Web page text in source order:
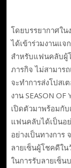
โดยบรรยากาศใ
ได้เข้าร่วมงานแ
สำหรับแฟนคลับผู้
ภารกิจ ไม่สามาร
จะทำการส่งโปสเ
งาน SEASON
เปิดตัวมาพร้อมกับ
แฟนคลับได้เป็นอ
อย่างเป็นทางการ
ลายเซ็นผู้โชคดีใ
ในการรับลายเซ็